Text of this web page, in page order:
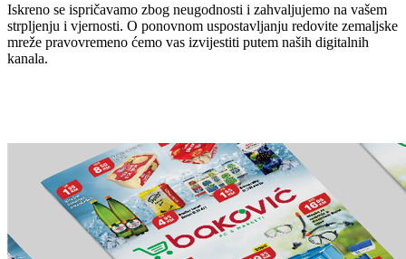
Iskreno se ispričavamo zbog neugodnosti i zahvaljujemo na vašem
strpljenju i vjernosti. O ponovnom uspostavljanju redovite zemaljske
mreže pravovremeno ćemo vas izvijestiti putem naših digitalnih
kanala.